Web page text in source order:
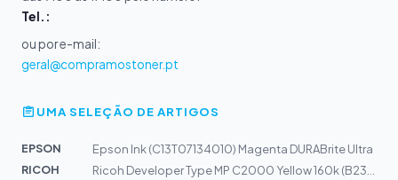
Tel.:
ou por e-mail:
geral@compramostoner.pt
UMA SELEÇÃO DE ARTIGOS
EPSON
Epson Ink (C13T07134010) Magenta DURABrite Ultra
RICOH
Ricoh Developer Type MP C2000 Yellow 160k (B2309680)